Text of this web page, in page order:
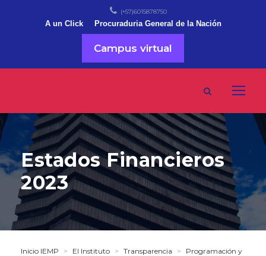
(+57)6015878750
A un Click Procuraduria General de la Nación
Campus virtual
Estados Financieros
2023
Inicio IEMP > El Instituto > Transparencia >
Programación y